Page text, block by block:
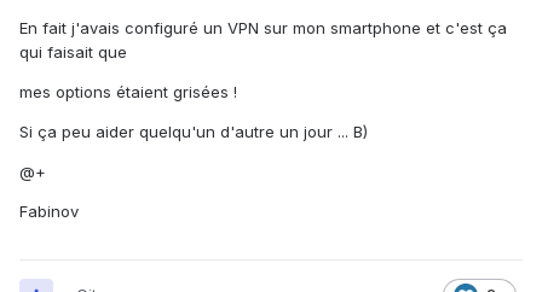
En fait j'avais configuré un VPN sur mon smartphone et c'est ça
qui faisait que
mes options étaient grisées !
Si ça peu aider quelqu'un d'autre un jour ... B)
@+
Fabinov